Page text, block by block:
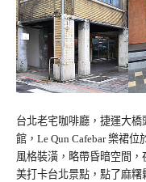
台北老宅咖啡廳，捷運大
館，Le Qun Cafebar 樂裙
風格裝潢，略帶昏暗空間
美打卡台北景點，點了麻